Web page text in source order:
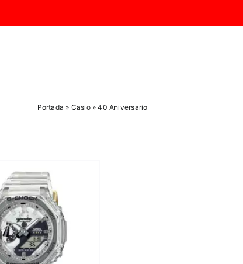
Portada » Casio»40 Aniversario